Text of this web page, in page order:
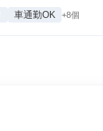
車通勤OK +8個